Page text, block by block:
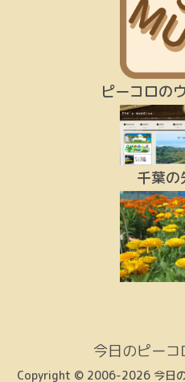
ピーコロの
千葉の
今日のピー
Copyright © 2006-2026 今日